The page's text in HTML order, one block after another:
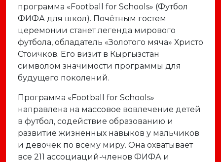
программа «Football for Schools» (Футбол
ФИФА для школ). Почётным гостем
церемонии станет легенда мирового
футбола, обладатель «Золотого мяча» Христо
Стоичков. Его визит в Кыргызстан
символом значимости программы для
будущего поколений.
Программа «Football for Schools»
направлена на массовое вовлечение детей
в футбол, содействие образованию и
развитие жизненных навыков у мальчиков
и девочек по всему миру. Она охватывает
все 211 ассоциаций-членов ФИФА и